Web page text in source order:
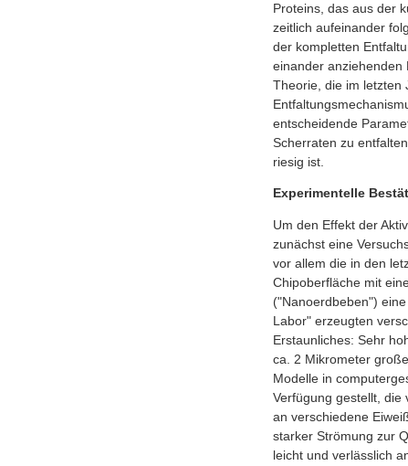
Proteins, das aus der
zeitlich aufeinander
der kompletten
einander anziehenden
Theorie, die im letzten
entscheidende
Scherraten zu
riesig ist.
Experimentelle
Um den Effekt der
zunächst eine
vor allem die in den
Chipoberfläche mit
("Nanoerdbeben")
Labor" erzeugten
Erstaunliches: Sehr
ca. 2 Mikrometer
Modelle in
Verfügung gestellt, die
an verschiedene
starker Strömung zur
leicht und verlässlich